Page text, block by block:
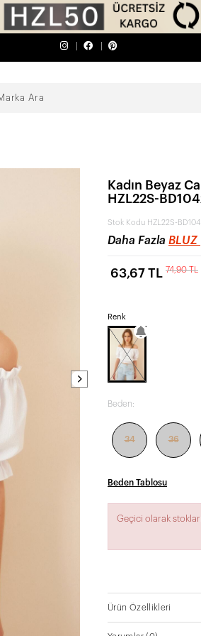
Kadın Beyaz
HZL22S-
Stok Kodu HZL22S-
Daha Fazla BLUZ
63,67 TL 74,90 TL
Renk
Beden:
34 36
Beden Tablosu
Geçici olarak
Ürün Özellikleri